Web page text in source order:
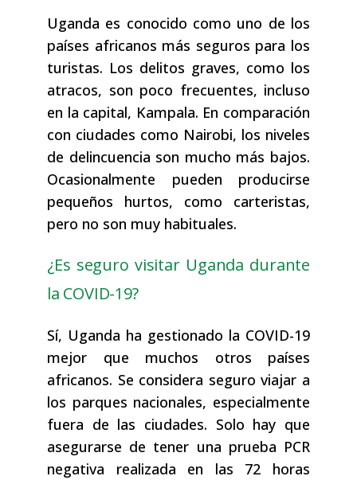
Uganda es conocido como uno de los
países africanos más seguros para los
turistas. Los delitos graves, como los
atracos, son poco frecuentes, incluso
en la capital, Kampala. En comparación
con ciudades como Nairobi, los niveles
de delincuencia son mucho más bajos.
Ocasionalmente pueden producirse
pequeños hurtos, como carteristas,
pero no son muy habituales.
¿Es seguro visitar Uganda durante
la COVID-19?
Sí, Uganda ha gestionado la COVID-19
mejor que muchos otros países
africanos. Se considera seguro viajar a
los parques nacionales, especialmente
fuera de las ciudades. Solo hay que
asegurarse de tener una prueba PCR
negativa realizada en las 72 horas